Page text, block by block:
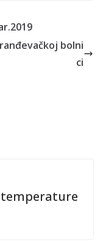
bolni
ci
temperature